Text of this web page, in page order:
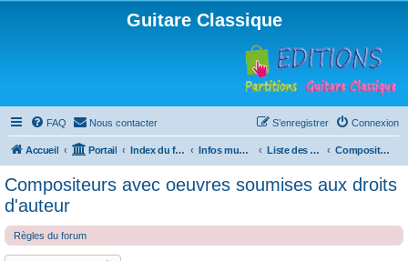
Guitare Classique
FAQ Nous contacter Connexion
S’enregistrer
Accueil Portail Index du forum Infos musicales Liste des compositeurs de musique pour guitare Compositeurs avec oeuvres soumises aux droits d'auteur
Compositeurs avec oeuvres soumises aux droits
d'auteur
Règles du forum